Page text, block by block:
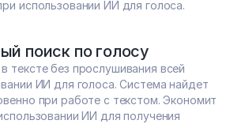
использовании ИИ для голоса.
поиск по голосу
тексте без прослушивания всей
ИИ для голоса. Система найдет
при работе с текстом. Экономит
ИИ для получения